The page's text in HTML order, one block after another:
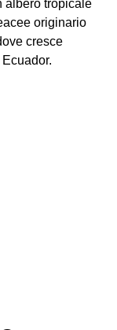
albero tropicale
originario
cresce